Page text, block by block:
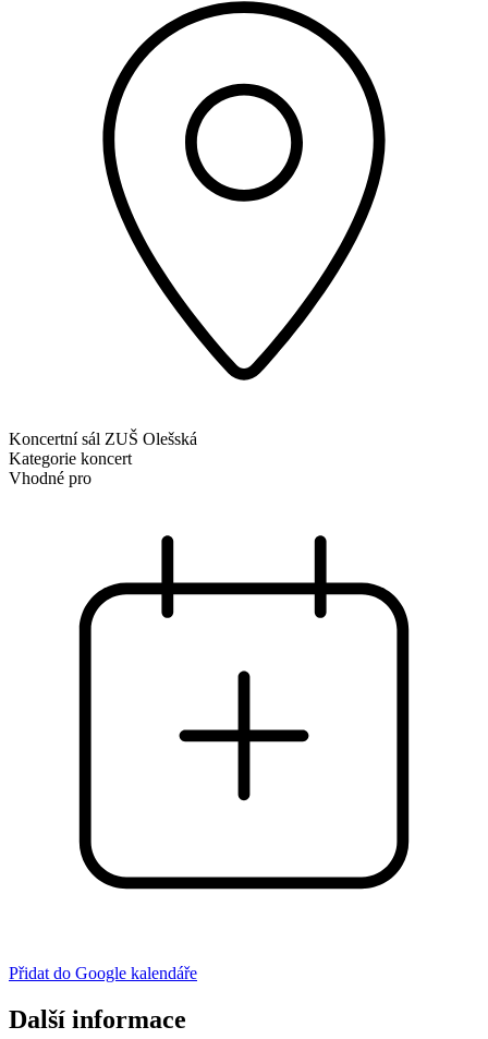
Koncertní sál ZUŠ Olešská
Kategorie koncert
Vhodné pro
Přidat do Google kalendáře
Další informace